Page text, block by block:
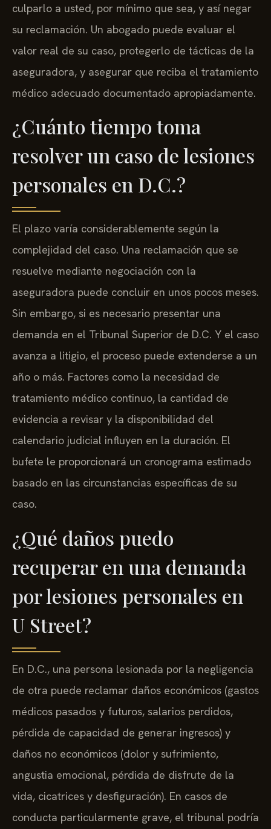
culparlo a usted, por mínimo que sea, y así negar
su reclamación. Un abogado puede evaluar el
valor real de su caso, protegerlo de tácticas de la
aseguradora, y asegurar que reciba el tratamiento
médico adecuado documentado apropiadamente.
¿Cuánto tiempo toma
resolver un caso de lesiones
personales en D.C.?
El plazo varía considerablemente según la
complejidad del caso. Una reclamación que se
resuelve mediante negociación con la
aseguradora puede concluir en unos pocos meses.
Sin embargo, si es necesario presentar una
demanda en el Tribunal Superior de D.C. Y el caso
avanza a litigio, el proceso puede extenderse a un
año o más. Factores como la necesidad de
tratamiento médico continuo, la cantidad de
evidencia a revisar y la disponibilidad del
calendario judicial influyen en la duración. El
bufete le proporcionará un cronograma estimado
basado en las circunstancias específicas de su
caso.
¿Qué daños puedo
recuperar en una demanda
por lesiones personales en
U Street?
En D.C., una persona lesionada por la negligencia
de otra puede reclamar daños económicos (gastos
médicos pasados y futuros, salarios perdidos,
pérdida de capacidad de generar ingresos) y
daños no económicos (dolor y sufrimiento,
angustia emocional, pérdida de disfrute de la
vida, cicatrices y desfiguración). En casos de
conducta particularmente grave, el tribunal podría